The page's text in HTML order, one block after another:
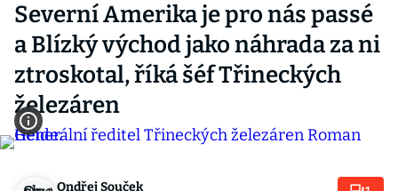
Severní Amerika je pro nás passé
a Blízký východ jako náhrada za ni
ztroskotal, říká šéf Třineckých
železáren
Ondřej Souček